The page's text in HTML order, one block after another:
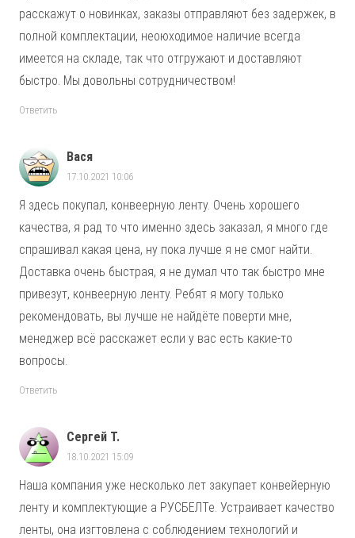
расскажут о новинках, заказы отправляют без задержек, в
полной комплектации, неоюходимое наличие всегда
имеется на складе, так что отгружают и доставляют
быстро. Мы довольны сотрудничеством!
Ответить
Вася
17.10.2021 10:06
Я здесь покупал, конвеерную ленту. Очень хорошего
качества, я рад то что именно здесь заказал, я много где
спрашивал какая цена, ну пока лучше я не смог найти.
Доставка очень быстрая, я не думал что так быстро мне
привезут, конвеерную ленту. Ребят я могу только
рекомендовать, вы лучше не найдёте поверти мне,
менеджер всё расскажет если у вас есть какие-то
вопросы.
Ответить
Сергей Т.
18.10.2021 15:09
Наша компания уже несколько лет закупает конвейерную
ленту и комплектующие а РУСБЕЛТе. Устраивает качество
ленты, она изгтовлена с соблюдением технологий и